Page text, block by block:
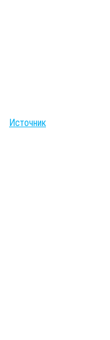
Источник